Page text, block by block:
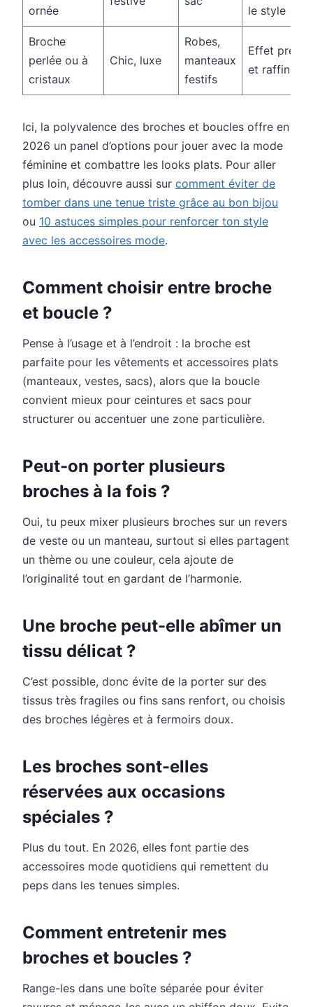
ornée
le style
Broche
perlée ou à
cristaux
Chic, luxe
Robes,
manteaux
festifs
Effet
et raffiné
Ici, la polyvalence des broches et boucles offre en
2026 un panel d’options pour jouer avec la mode
féminine et combattre les looks plats. Pour aller
plus loin, découvre aussi sur comment éviter de
tomber dans une tenue triste grâce au bon bijou
ou 10 astuces simples pour renforcer ton style
avec les accessoires mode.
Comment choisir entre broche
et boucle ?
Pense à l’usage et à l’endroit : la broche est
parfaite pour les vêtements et accessoires plats
(manteaux, vestes, sacs), alors que la boucle
convient mieux pour ceintures et sacs pour
structurer ou accentuer une zone particulière.
Peut-on porter plusieurs
broches à la fois ?
Oui, tu peux mixer plusieurs broches sur un revers
de veste ou un manteau, surtout si elles partagent
un thème ou une couleur, cela ajoute de
l’originalité tout en gardant de l’harmonie.
Une broche peut-elle abîmer un
tissu délicat ?
C’est possible, donc évite de la porter sur des
tissus très fragiles ou fins sans renfort, ou choisis
des broches légères et à fermoirs doux.
Les broches sont-elles
réservées aux occasions
spéciales ?
Plus du tout. En 2026, elles font partie des
accessoires mode quotidiens qui remettent du
peps dans les tenues simples.
Comment entretenir mes
broches et boucles ?
Range-les dans une boîte séparée pour éviter